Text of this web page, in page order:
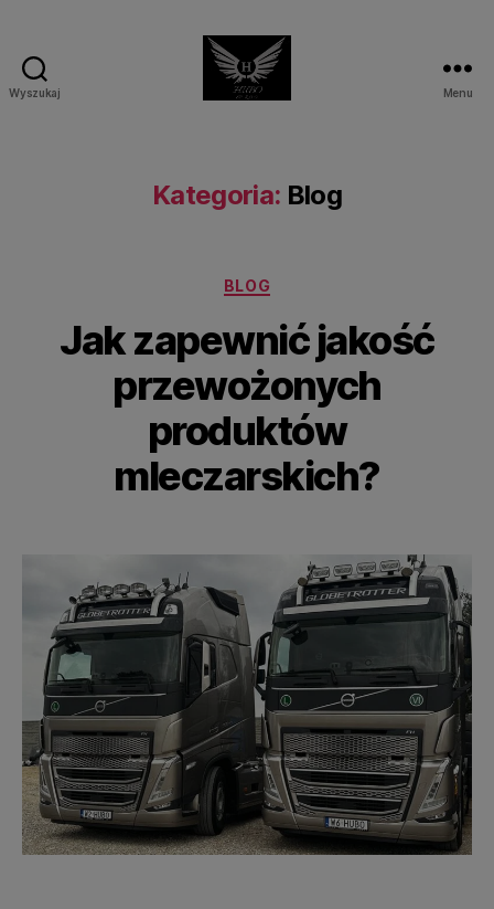
Wyszukaj Menu
Kategoria: Blog
BLOG
Jak zapewnić jakość
przewożonych
produktów
mleczarskich?